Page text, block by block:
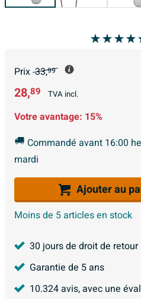
Prix 33,99
28,89 TVA incl.
Votre avantage: 15%
Commandé avant 16:00
mardi
Ajouter au
Moins de 5 articles en stock
30 jours de droit de retour
Garantie de 5 ans
10.324avis, avec une